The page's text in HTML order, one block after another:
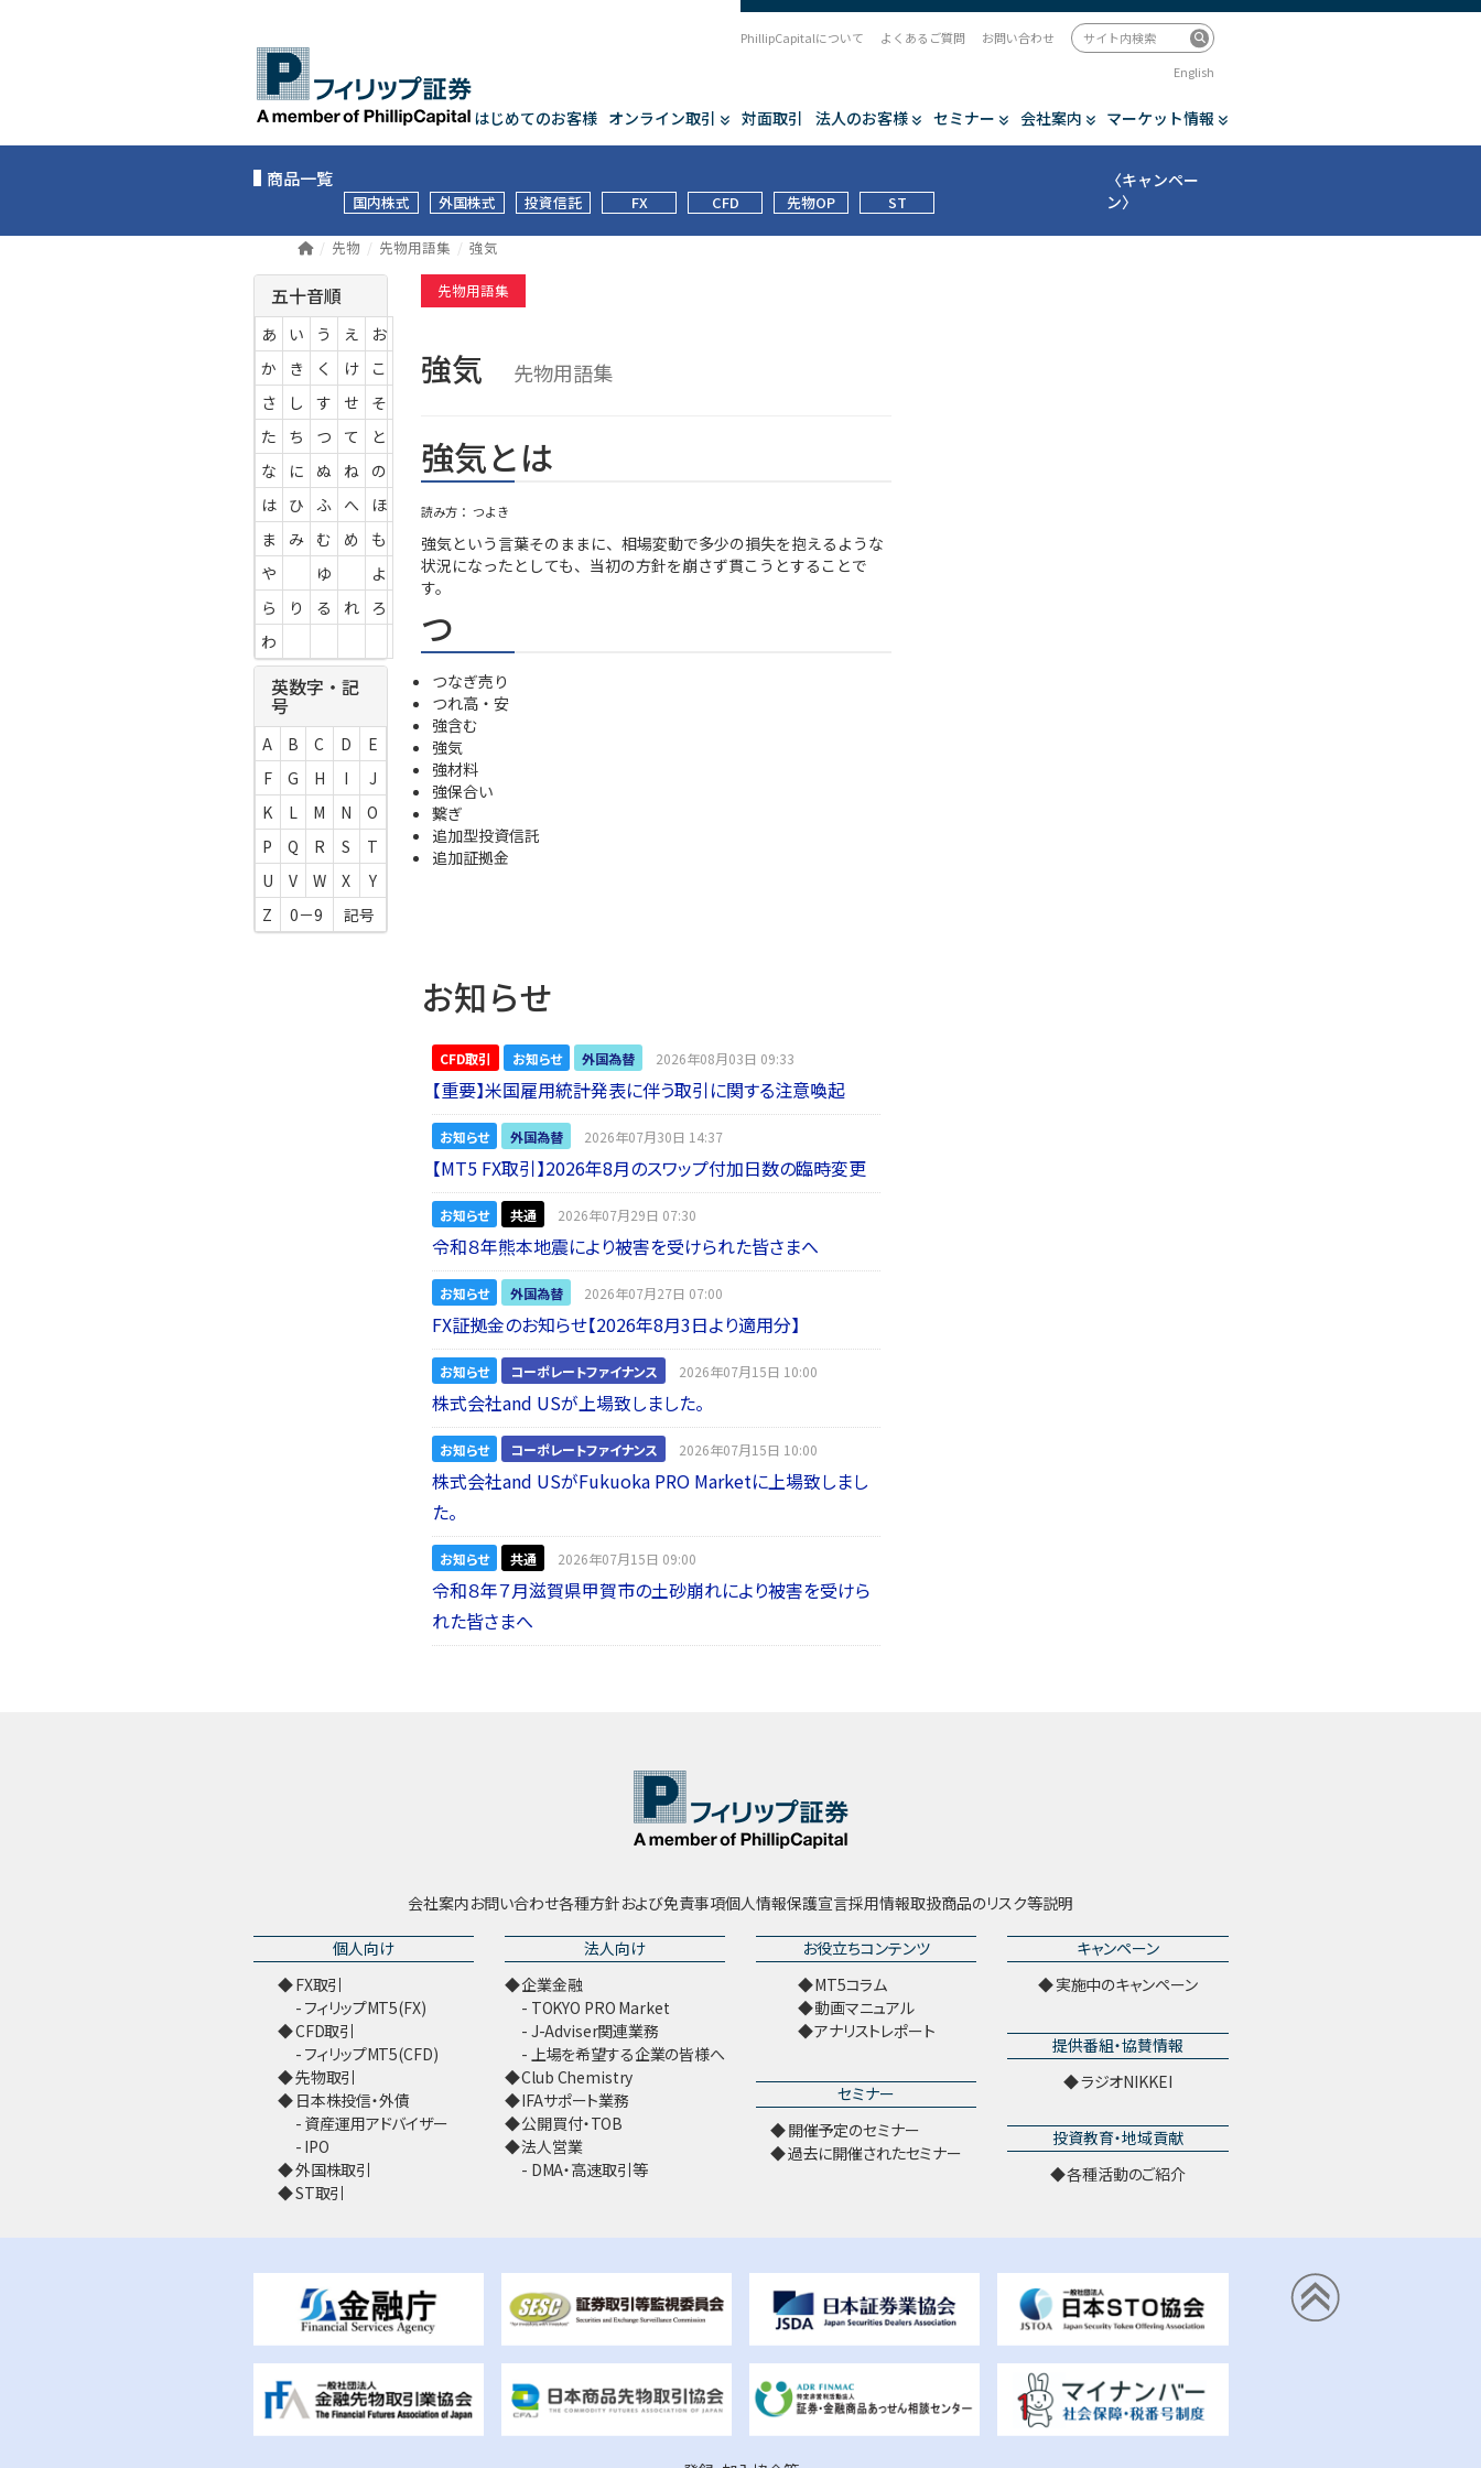
はじめてのお客様 オンライン取引 対面取引 法人のお客様 セミナー 会社案内 マーケット情報
PhillipCapitalについて よくあるご質問
お問い合わせ
English
商品一覧
国内株式 外国株式 投資信託 FX CFD 先物OP ST
〈キャンペー
ン〉
先物 先物用語集 強気
先物用語集
強気 先物用語集
強気とは
読み方： つよき
強気という言葉そのままに、相場変動で多少の損失を抱えるような
状況になったとしても、当初の方針を崩さず貫こうとすることで
す。
つ
つなぎ売り
つれ高・安
強含む
強気
強材料
強保合い
繋ぎ
追加型投資信託
追加証拠金
お知らせ
CFD取引 お知らせ 外国為替 2026年08月03日 09:33
【重要】米国雇用統計発表に伴う取引に関する注意喚起
お知らせ 外国為替 2026年07月30日 14:37
【MT5 FX取引】2026年8月のスワップ付加日数の臨時変更
お知らせ 共通 2026年07月29日 07:30
令和８年熊本地震により被害を受けられた皆さまへ
お知らせ 外国為替 2026年07月27日 07:00
FX証拠金のお知らせ【2026年8月3日より適用分】
お知らせ コーポレートファイナンス 2026年07月15日 10:00
株式会社and USが上場致しました。
お知らせ コーポレートファイナンス 2026年07月15日 10:00
株式会社and USがFukuoka PRO Marketに上場致しまし
た。
お知らせ 共通 2026年07月15日 09:00
令和８年７月滋賀県甲賀市の土砂崩れにより被害を受けら
れた皆さまへ
五十音順
あ い う え
お
か
き く け
こ
さ
し す せ
そ
た
ち つ て
と
な
に ぬ ね
の
は
ひ ふ へ
ほ
ま
み む め
も
や
ゆ
よ
ら
り る れ
ろ
わ
英数字・記
号
A B C D
E
F
G H I
J
K
L M N
O
P
Q R S
T
U
V W X
Y
Z
0－9 記号
会社案内お問い合わせ各種方針および免責事項個人情報保護宣言採用情報取扱商品のリスク等説明
個人向け
FX取引
フィリップMT5(FX)
CFD取引
フィリップMT5(CFD)
先物取引
日本株投信・外債
資産運用アドバイザー
IPO
外国株取引
ST取引
法人向け
企業金融
TOKYO PRO Market
J-Adviser関連業務
上場を希望する企業の皆様へ
Club Chemistry
IFAサポート業務
公開買付・TOB
法人営業
DMA・高速取引等
お役立ちコンテンツ
MT5コラム
動画マニュアル
アナリストレポート
セミナー
開催予定のセミナー
過去に開催されたセミナー
キャンペーン
実施中のキャンペーン
提供番組・協賛情報
ラジオNIKKEI
投資教育・地域貢献
各種活動のご紹介